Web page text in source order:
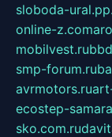
sloboda-
online-z.com
mobilvest.ru
smp-forum.ru
avrmotors.ru
ecostep-
sko.com.ru